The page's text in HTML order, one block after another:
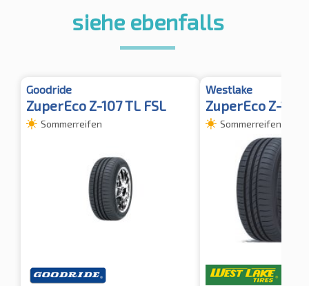
siehe ebenfalls
Goodride
ZuperEco Z-107 TL FSL
Sommerreifen
Westlake
ZuperEco Z-107
Sommerreifen